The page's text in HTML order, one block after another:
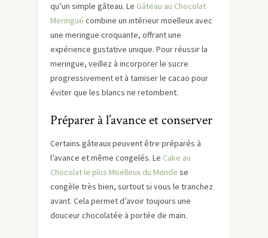
qu’un simple gâteau. Le Gâteau au Chocolat
Meringué combine un intérieur moelleux avec
une meringue croquante, offrant une
expérience gustative unique. Pour réussir la
meringue, veillez à incorporer le sucre
progressivement et à tamiser le cacao pour
éviter que les blancs ne retombent.
Préparer à l’avance et conserver
Certains gâteaux peuvent être préparés à
l’avance et même congelés. Le Cake au
Chocolat le plus Moelleux du Monde se
congèle très bien, surtout si vous le tranchez
avant. Cela permet d’avoir toujours une
douceur chocolatée à portée de main.